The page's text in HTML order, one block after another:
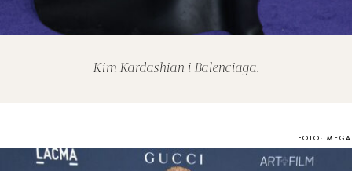
Kim Kardashian i Balenciaga.
FOTO: MEGA